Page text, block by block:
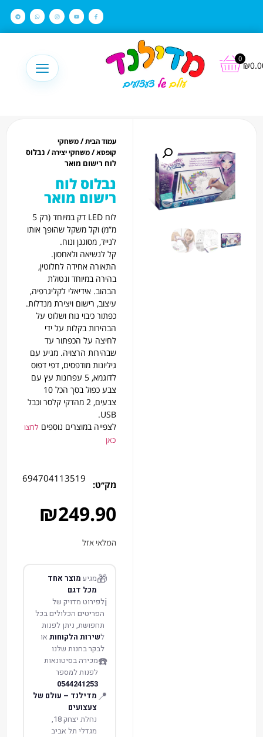
₪
0
עמוד הבית/משחקי
קופסא/משחקי יצירה/ נבלוס
לוח רישום מואר
נבלוס לוח
רישום מואר
לוח LED דק במיוחד (רק 5
מ”מ) וקל משקל שהופך אותו
לנייד, מסוגנן ונוח.
קל לנשיאה ולאחסון.
התאורה אחידה לחלוטין,
בהירה במיוחד ונטולת
הבהוב. אידיאלי לקליגרפיה,
עיצוב, רישום ויצירת מנדלות.
כפתור כיבוי נוח ושלוט על
הבהירות בקלות על ידי
לחיצה על הכפתור עד
שבהירות הרצויה. מגיע עם
גיליונות מודפסים, דפי דפוס
לדוגמא, 5 עפרונות עץ עם
צבע כפול בסך הכל 10
צבעים, 2 מהדקי קלסר וכבל
USB.
לצפייה במוצרים נוספים לחצו
כאן
מק׳׳ט:
694704113519
₪249.90
המלאי אזל
🎁מגיע מוצר אחד
מכל דגם
ℹ️לפירוט מדויק של
הפריטים הכלולים בכל
תחפושת, ניתן לפנות
לשירות הלקוחות או
לבקר בחנות שלנו
☎️מכירה בסיטונאות
לפנות למספר
0544241253
📍 מדילנד – עולם של
צעצועים
נחלת יצחק 18,
מגדלי תל אביב